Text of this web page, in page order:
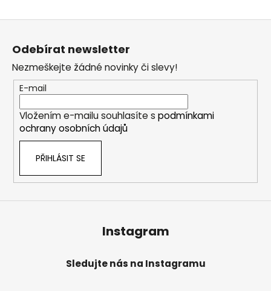
Z
Odebírat newsletter
Nezmeškejte žádné novinky či slevy!
E-mail
Vložením e-mailu souhlasíte s podmínkami
ochrany osobních údajů
PŘIHLÁSIT SE
Instagram
Sledujte nás na Instagramu